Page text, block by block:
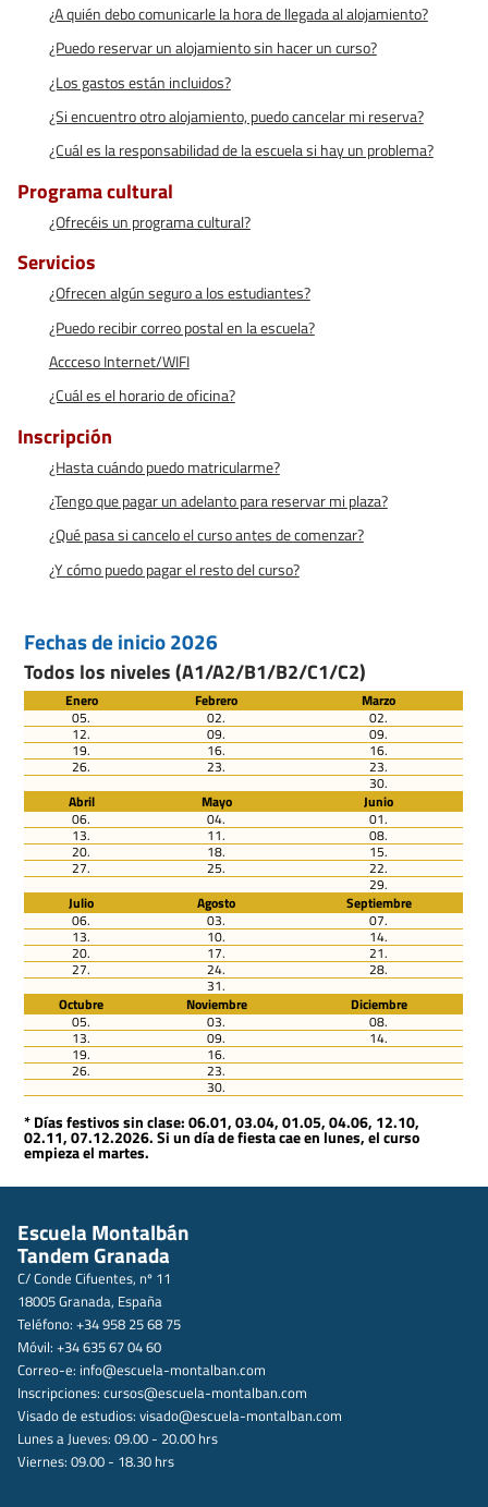
¿A quién debo comunicarle la hora de llegada al alojamiento?
¿Puedo reservar un alojamiento sin hacer un curso?
¿Los gastos están incluidos?
¿Si encuentro otro alojamiento, puedo cancelar mi reserva?
¿Cuál es la responsabilidad de la escuela si hay un problema?
Programa cultural
¿Ofrecéis un programa cultural?
Servicios
¿Ofrecen algún seguro a los estudiantes?
¿Puedo recibir correo postal en la escuela?
Accceso Internet/WIFI
¿Cuál es el horario de oficina?
Inscripción
¿Hasta cuándo puedo matricularme?
¿Tengo que pagar un adelanto para reservar mi plaza?
¿Qué pasa si cancelo el curso antes de comenzar?
¿Y cómo puedo pagar el resto del curso?
Fechas de inicio 2026
Todos los niveles (A1/A2/B1/B2/C1/C2)
Enero Febrero
Marzo
05.
02. 02.
12. 09. 09.
19. 16. 16.
26. 23. 23.
30.
Abril
Mayo
Junio
06.
04. 01.
13. 11. 08.
20. 18. 15.
27. 25. 22.
29.
Julio
Agosto
Septiembre
06.
03. 07.
13. 10. 14.
20. 17. 21.
27. 24. 28.
31.
Octubre
Noviembre
Diciembre
05.
03. 08.
13. 09. 14.
19. 16.
26. 23.
30.
* Días festivos sin clase: 06.01, 03.04, 01.05, 04.06, 12.10,
02.11, 07.12.2026. Si un día de fiesta cae en lunes, el curso
empieza el martes.
Escuela Montalbán
Tandem Granada
C/ Conde Cifuentes, nº 11
18005 Granada, España
Teléfono: +34 958 25 68 75
Móvil: +34 635 67 04 60
Correo-e: info@escuela-montalban.com
Inscripciones: cursos@escuela-montalban.com
Visado de estudios: visado@escuela-montalban.com
Lunes a Jueves: 09.00 - 20.00 hrs
Viernes: 09.00 - 18.30 hrs